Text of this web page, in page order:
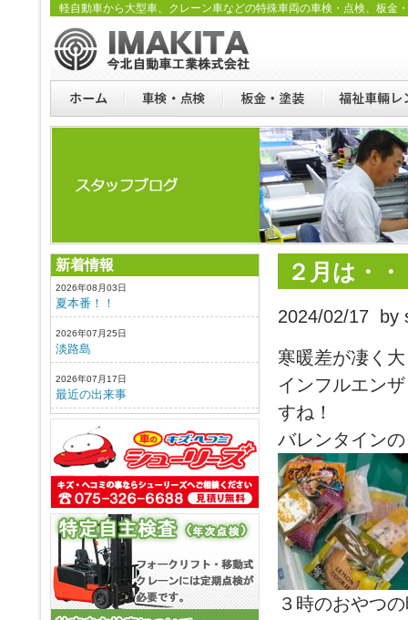
軽自動車から大型車、クレーン車などの特殊車両の車検・点検、板金
新着情報
2026年08月03日
夏本番！！
2026年07月25日
淡路島
2026年07月17日
最近の出来事
２月は・・
2024/02/17 by
寒暖差が凄く
インフルエン
すね！
バレンタイン
３時のおやつ